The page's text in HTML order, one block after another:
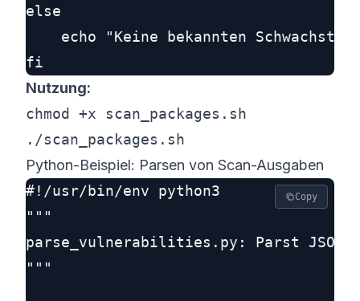
else
echo "Keine bekannten
Nutzung:
chmod +x scan_packages.sh
./scan_packages.sh
Python-Beispiel: Parsen von Scan-Ausgaben
#!/usr/bin/env python3
"""
parse_vulnerabilities.py: Parst JSON-
"""
Copy